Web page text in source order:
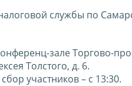
службы по
зале Торгово-
Толстого, д. 6.
участников – с 13:30.